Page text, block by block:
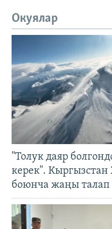
Окуялар
"Толук даяр
керек".
боюнча жаңы